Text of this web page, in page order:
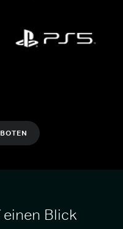
Blick